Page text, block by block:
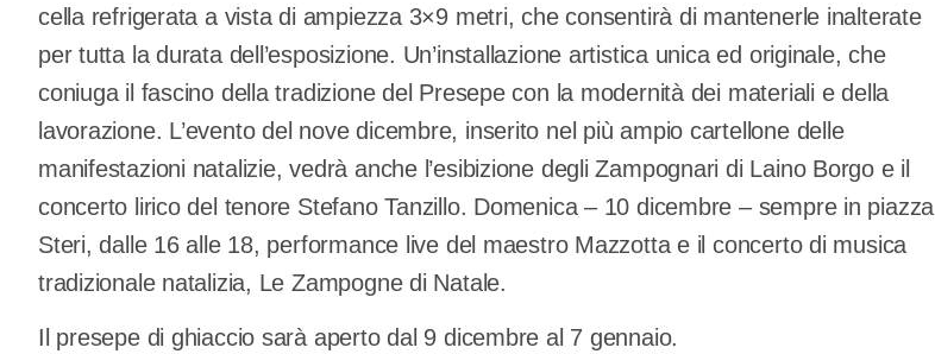
cella refrigerata a vista di ampiezza 3×9 metri, che consentirà di mantenerle inalterate
per tutta la durata dell’esposizione. Un’installazione artistica unica ed originale, che
coniuga il fascino della tradizione del Presepe con la modernità dei materiali e della
lavorazione. L’evento del nove dicembre, inserito nel più ampio cartellone delle
manifestazioni natalizie, vedrà anche l’esibizione degli Zampognari di Laino Borgo e il
concerto lirico del tenore Stefano Tanzillo. Domenica – 10 dicembre – sempre in piazza
Steri, dalle 16 alle 18, performance live del maestro Mazzotta e il concerto di musica
tradizionale natalizia, Le Zampogne di Natale.
Il presepe di ghiaccio sarà aperto dal 9 dicembre al 7 gennaio.